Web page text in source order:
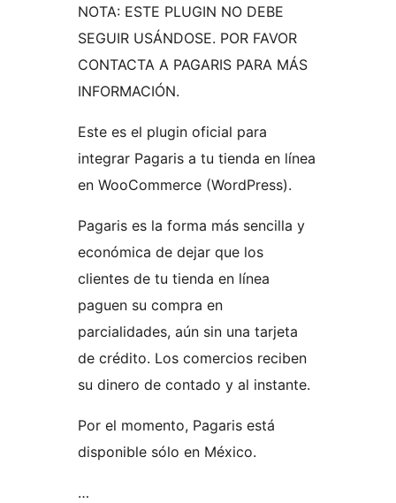
NOTA: ESTE PLUGIN NO DEBE
SEGUIR USÁNDOSE. POR FAVOR
CONTACTA A PAGARIS PARA MÁS
INFORMACIÓN.
Este es el plugin oficial para
integrar Pagaris a tu tienda en línea
en WooCommerce (WordPress).
Pagaris es la forma más sencilla y
económica de dejar que los
clientes de tu tienda en línea
paguen su compra en
parcialidades, aún sin una tarjeta
de crédito. Los comercios reciben
su dinero de contado y al instante.
Por el momento, Pagaris está
disponible sólo en México.
…